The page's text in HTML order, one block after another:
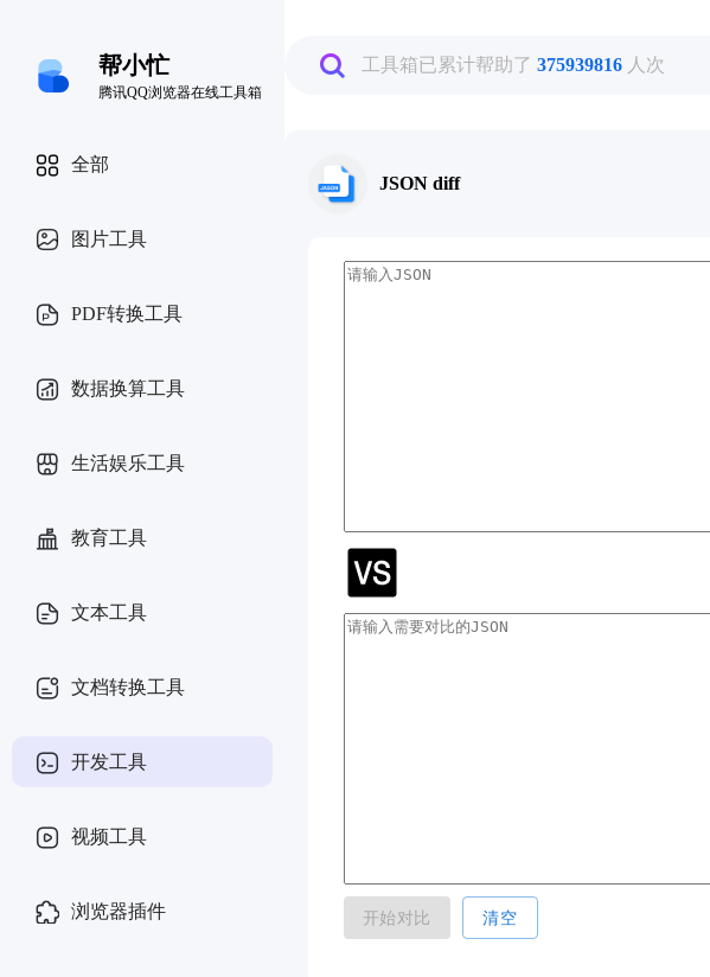
帮小忙
腾讯QQ浏览器在线工具箱
全部
图片工具
PDF转换工具
数据换算工具
生活娱乐工具
教育工具
文本工具
文档转换工具
开发工具
视频工具
浏览器插件
工具箱已累计帮助了 375939816 人次
JSON diff
开始对比 清空